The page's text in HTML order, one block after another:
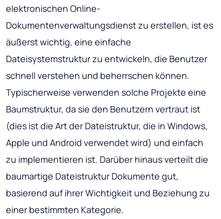
elektronischen Online-
Dokumentenverwaltungsdienst zu erstellen, ist es
äußerst wichtig, eine einfache
Dateisystemstruktur zu entwickeln, die Benutzer
schnell verstehen und beherrschen können.
Typischerweise verwenden solche Projekte eine
Baumstruktur, da sie den Benutzern vertraut ist
(dies ist die Art der Dateistruktur, die in Windows,
Apple und Android verwendet wird) und einfach
zu implementieren ist. Darüber hinaus verteilt die
baumartige Dateistruktur Dokumente gut,
basierend auf ihrer Wichtigkeit und Beziehung zu
einer bestimmten Kategorie.